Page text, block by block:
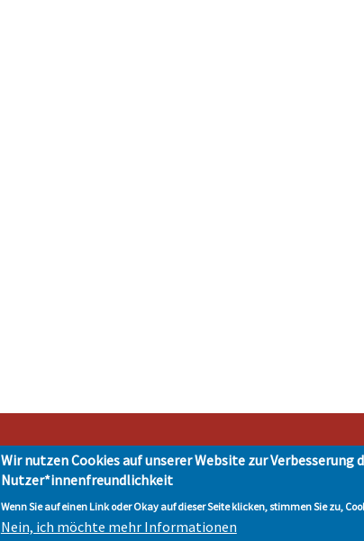
Stadt Hohen Neuendorf • Oranienburger Str. 2
Impressum|Presse|Datenschutz| © Hohen-Neuendorf.de, Alle
Wir nutzen Cookies auf unserer Website zur Verbesserung
Nutzer*innenfreundlichkeit
Wenn Sie auf einen Link oder Okay auf dieser Seite klicken, stimmen Sie zu,
Nein, ich möchte mehr Informationen